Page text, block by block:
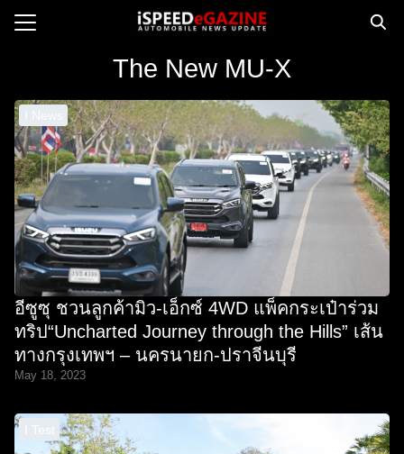
us
The New MU-X
I News
อีซูซุ ชวนลูกค้ามิว-เอ็กซ์ 4WD แพ็คกระเป๋าร่วม
ทริป“Uncharted Journey through the Hills” เส้น
ทางกรุงเทพฯ – นครนายก-ปราจีนบุรี
May 18, 2023
I Test